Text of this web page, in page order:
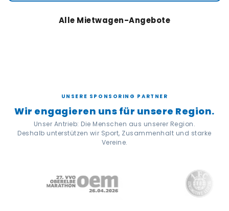
Alle Mietwagen-Angebote
UNSERE SPONSORING PARTNER
Wir engagieren uns für unsere Region.
Unser Antrieb: Die Menschen aus unserer Region.
Deshalb unterstützen wir Sport, Zusammenhalt und starke
Vereine.